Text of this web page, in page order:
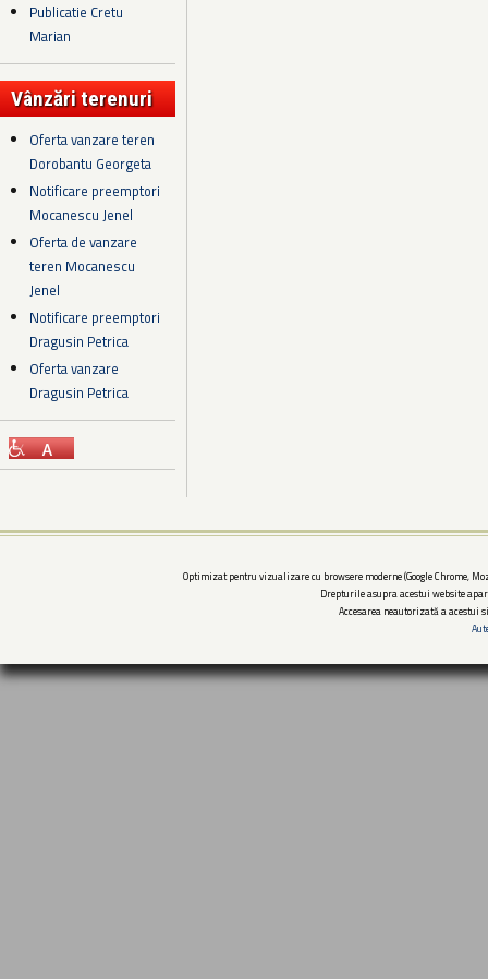
Publicatie Cretu
Marian
Vânzări terenuri
Oferta vanzare teren
Dorobantu Georgeta
Notificare preemptori
Mocanescu Jenel
Oferta de vanzare
teren Mocanescu
Jenel
Notificare preemptori
Dragusin Petrica
Oferta vanzare
Dragusin Petrica
Optimizat pentru vizualizare cu browsere moderne (Google Chrome,
Drepturile asupra acestui website
Accesarea neautorizată a acestui